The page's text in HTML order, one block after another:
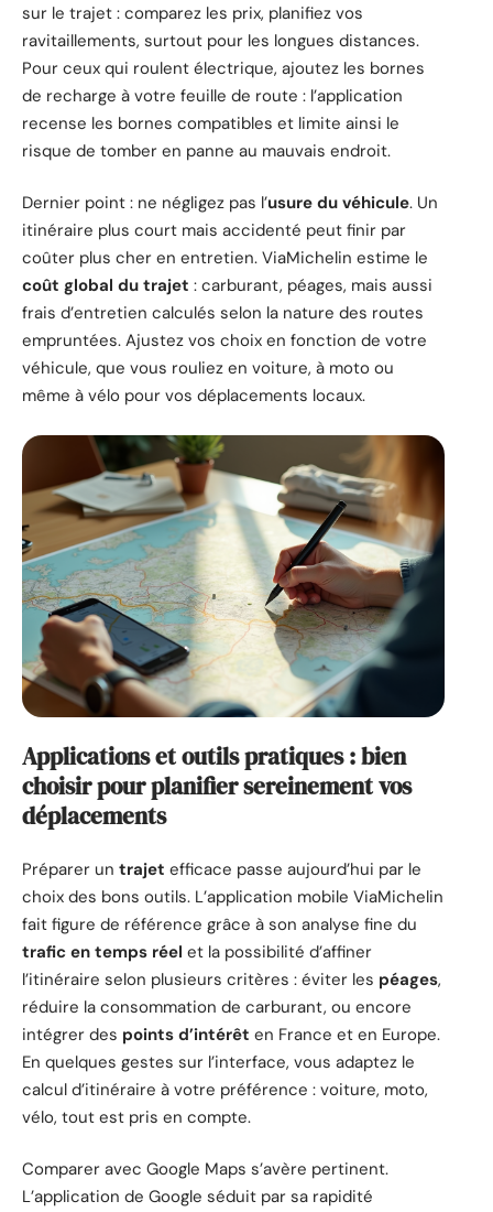
sur le trajet : comparez les prix, planifiez vos
ravitaillements, surtout pour les longues distances.
Pour ceux qui roulent électrique, ajoutez les bornes
de recharge à votre feuille de route : l’application
recense les bornes compatibles et limite ainsi le
risque de tomber en panne au mauvais endroit.
Dernier point : ne négligez pas l’usure du véhicule. Un
itinéraire plus court mais accidenté peut finir par
coûter plus cher en entretien. ViaMichelin estime le
coût global du trajet : carburant, péages, mais aussi
frais d’entretien calculés selon la nature des routes
empruntées. Ajustez vos choix en fonction de votre
véhicule, que vous rouliez en voiture, à moto ou
même à vélo pour vos déplacements locaux.
Applications et outils pratiques : bien
choisir pour planifier sereinement vos
déplacements
Préparer un trajet efficace passe aujourd’hui par le
choix des bons outils. L’application mobile ViaMichelin
fait figure de référence grâce à son analyse fine du
trafic en temps réel et la possibilité d’affiner
l’itinéraire selon plusieurs critères : éviter les péages,
réduire la consommation de carburant, ou encore
intégrer des points d’intérêt en France et en Europe.
En quelques gestes sur l’interface, vous adaptez le
calcul d’itinéraire à votre préférence : voiture, moto,
vélo, tout est pris en compte.
Comparer avec Google Maps s’avère pertinent.
L’application de Google séduit par sa rapidité